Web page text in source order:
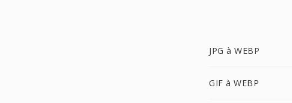
JPG à WEBP
GIF à WEBP